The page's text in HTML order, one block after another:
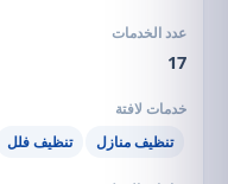
17
تنظيف منازل تنظيف فلل